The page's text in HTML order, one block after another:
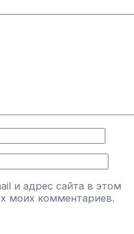
и адрес сайта в этом
моих комментариев.